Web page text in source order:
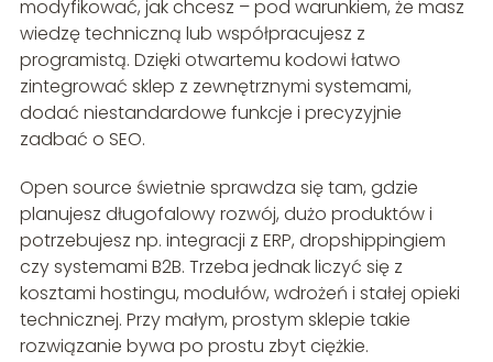
modyfikować, jak chcesz – pod warunkiem, że masz
wiedzę techniczną lub współpracujesz z
programistą. Dzięki otwartemu kodowi łatwo
zintegrować sklep z zewnętrznymi systemami,
dodać niestandardowe funkcje i precyzyjnie
zadbać o SEO.
Open source świetnie sprawdza się tam, gdzie
planujesz długofalowy rozwój, dużo produktów i
potrzebujesz np. integracji z ERP, dropshippingiem
czy systemami B2B. Trzeba jednak liczyć się z
kosztami hostingu, modułów, wdrożeń i stałej opieki
technicznej. Przy małym, prostym sklepie takie
rozwiązanie bywa po prostu zbyt ciężkie.